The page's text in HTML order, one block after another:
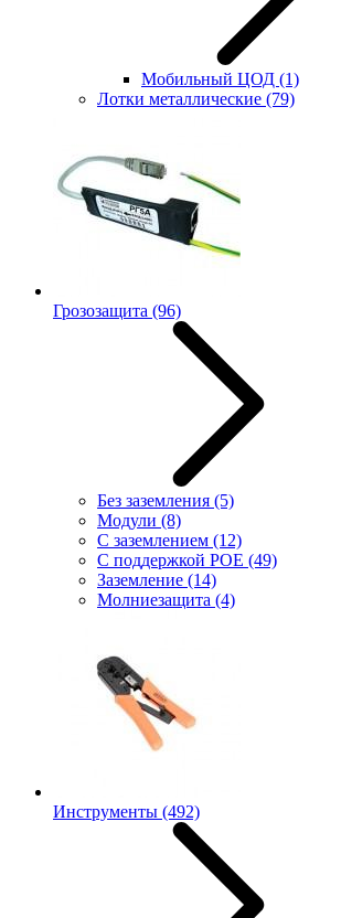
Мобильный ЦОД (1)
Лотки металлические (79)
Грозозащита (96)
Без заземления (5)
Модули (8)
С заземлением (12)
С поддержкой POE (49)
Заземление (14)
Молниезащита (4)
Инструменты (492)